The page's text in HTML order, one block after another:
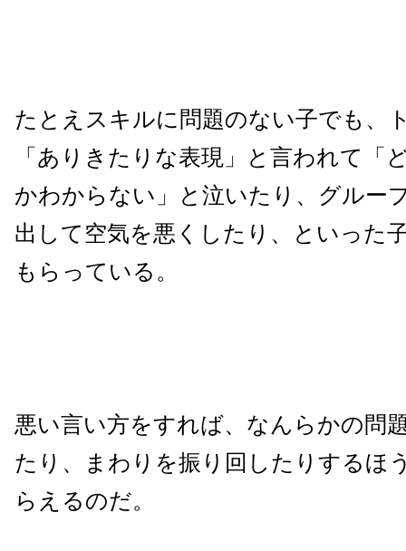
たとえスキルに問題のない子でも、
「ありきたりな表現」と言われて「
かわからない」と泣いたり、グルー
出して空気を悪くしたり、といった
もらっている。
悪い言い方をすれば、なんらかの問
たり、まわりを振り回したりするほ
らえるのだ。